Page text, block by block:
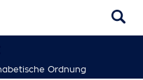
Ordnung